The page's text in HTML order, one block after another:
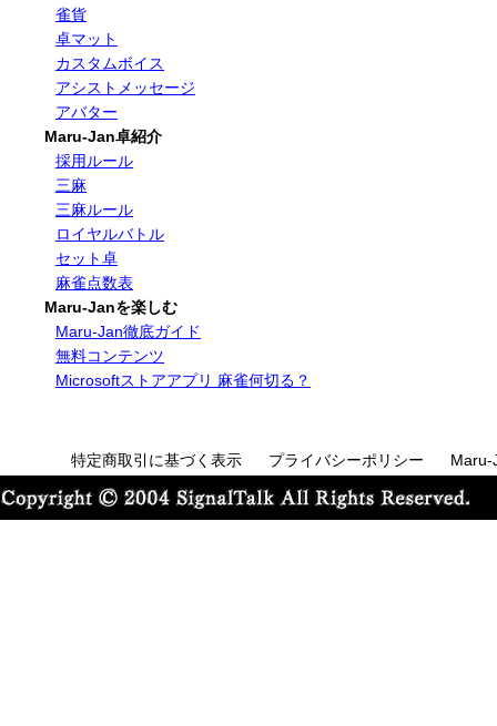
雀貨
卓マット
カスタムボイス
アシストメッセージ
アバター
Maru-Jan卓紹介
採用ルール
三麻
三麻ルール
ロイヤルバトル
セット卓
麻雀点数表
Maru-Janを楽しむ
Maru-Jan徹底ガイド
無料コンテンツ
Microsoftストアアプリ 麻雀何切る？
特定商取引に基づく表示 プライバシーポリシー Maru-